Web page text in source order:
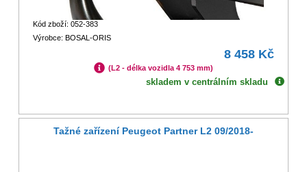
Kód zboží: 052-383
Výrobce: BOSAL-ORIS
8 458 Kč
(L2 - délka vozidla 4 753 mm)
skladem v centrálním skladu
Tažné zařízení Peugeot Partner L2 09/2018-